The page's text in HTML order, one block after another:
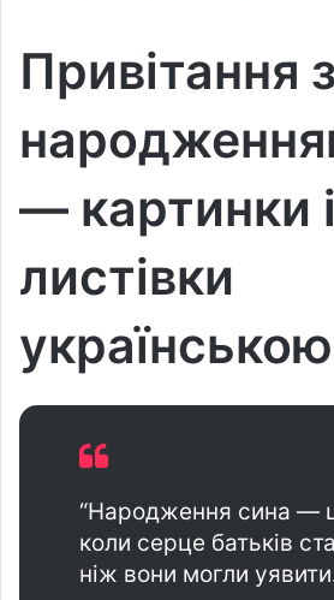
Привітання з
— картинки і
листівки
українською
“Народження сина —
коли серце батьків
ніж вони могли